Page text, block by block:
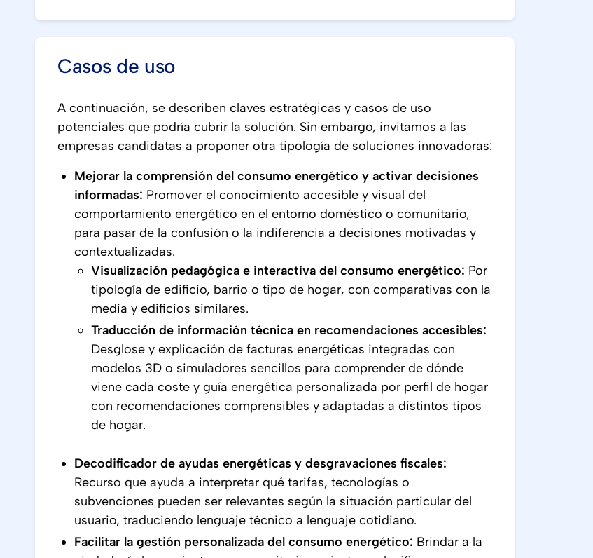
Casos de uso
A continuación, se describen claves estratégicas y casos de uso
potenciales que podría cubrir la solución. Sin embargo, invitamos a las
empresas candidatas a proponer otra tipología de soluciones innovadoras:
Mejorar la comprensión del consumo energético y activar decisiones
informadas: Promover el conocimiento accesible y visual del
comportamiento energético en el entorno doméstico o comunitario,
para pasar de la confusión o la indiferencia a decisiones motivadas y
contextualizadas.
Visualización pedagógica e interactiva del consumo energético: Por
tipología de edificio, barrio o tipo de hogar, con comparativas con la
media y edificios similares.
Traducción de información técnica en recomendaciones accesibles:
Desglose y explicación de facturas energéticas integradas con
modelos 3D o simuladores sencillos para comprender de dónde
viene cada coste y guía energética personalizada por perfil de hogar
con recomendaciones comprensibles y adaptadas a distintos tipos
de hogar.
Decodificador de ayudas energéticas y desgravaciones fiscales:
Recurso que ayuda a interpretar qué tarifas, tecnologías o
subvenciones pueden ser relevantes según la situación particular del
usuario, traduciendo lenguaje técnico a lenguaje cotidiano.
Facilitar la gestión personalizada del consumo energético: Brindar a la